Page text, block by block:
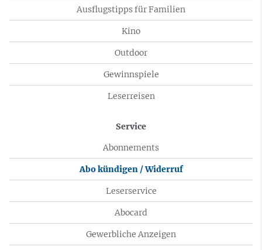
Ausflugstipps für Familien
Kino
Outdoor
Gewinnspiele
Leserreisen
Service
Abonnements
Abo kündigen / Widerruf
Leserservice
Abocard
Gewerbliche Anzeigen